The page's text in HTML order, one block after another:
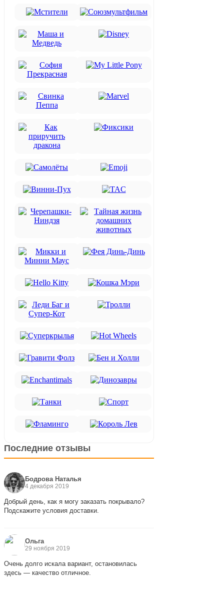
Последние отзывы
Бодрова Наталья
4 декабря 2019
Добрый день, как я могу заказать покрывало?
Подскажите условия доставки.
Ольга
29 ноября 2019
Очень долго искала вариант, остановилась
здесь — качество отличное.